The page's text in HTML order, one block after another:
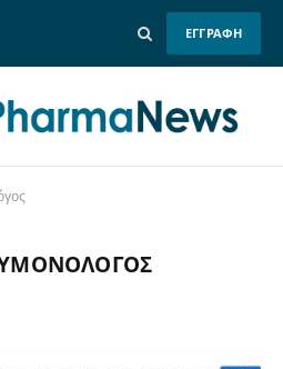
ΕΓΓΡΑΦΗ